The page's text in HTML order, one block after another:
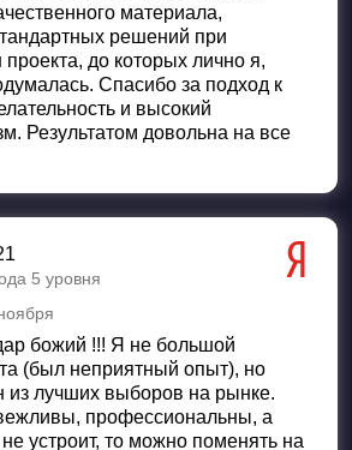
материала,
решений при
проекта, до которых лично я,
Спасибо за подход к
и высокий
Результатом довольна на все
5 уровня
5
божий !!! Я не большой
(был неприятный опыт), но
из лучших выборов на рынке.
профессиональны, а
устроит, то можно поменять на